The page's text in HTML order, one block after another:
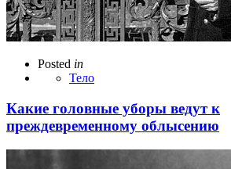
Posted in
Тело
Какие головные уборы ведут к
преждевременному облысению